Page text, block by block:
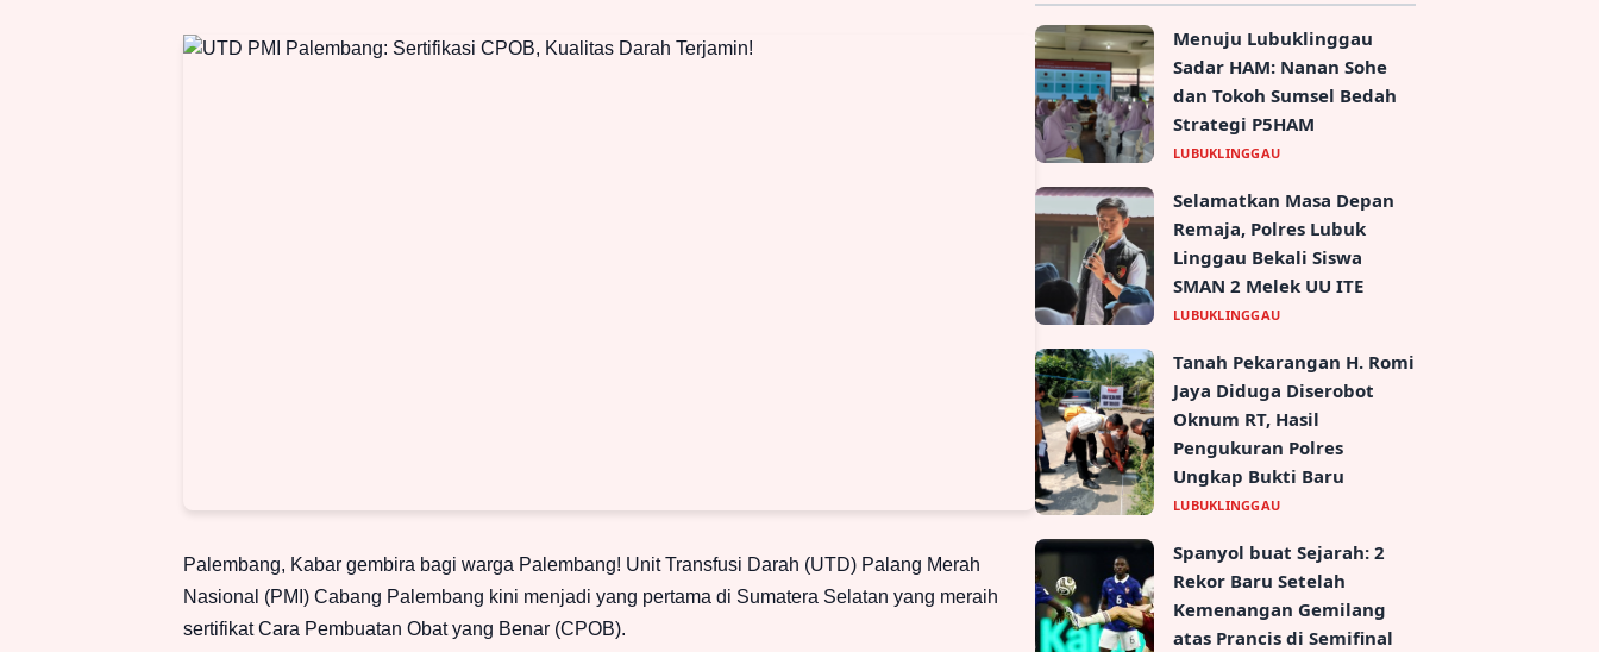
Palembang, Kabar gembira bagi warga Palembang! Unit Transfusi Darah (UTD) Palang Merah
Nasional (PMI) Cabang Palembang kini menjadi yang pertama di Sumatera Selatan yang meraih
sertifikat Cara Pembuatan Obat yang Benar (CPOB).
Menuju Lubuklinggau
Sadar HAM: Nanan Sohe
dan Tokoh Sumsel Bedah
Strategi P5HAM
LUBUKLINGGAU
Selamatkan Masa Depan
Remaja, Polres Lubuk
Linggau Bekali Siswa
SMAN 2 Melek UU ITE
LUBUKLINGGAU
Tanah Pekarangan H. Romi
Jaya Diduga Diserobot
Oknum RT, Hasil
Pengukuran Polres
Ungkap Bukti Baru
LUBUKLINGGAU
Spanyol buat Sejarah: 2
Rekor Baru Setelah
Kemenangan Gemilang
atas Prancis di Semifinal